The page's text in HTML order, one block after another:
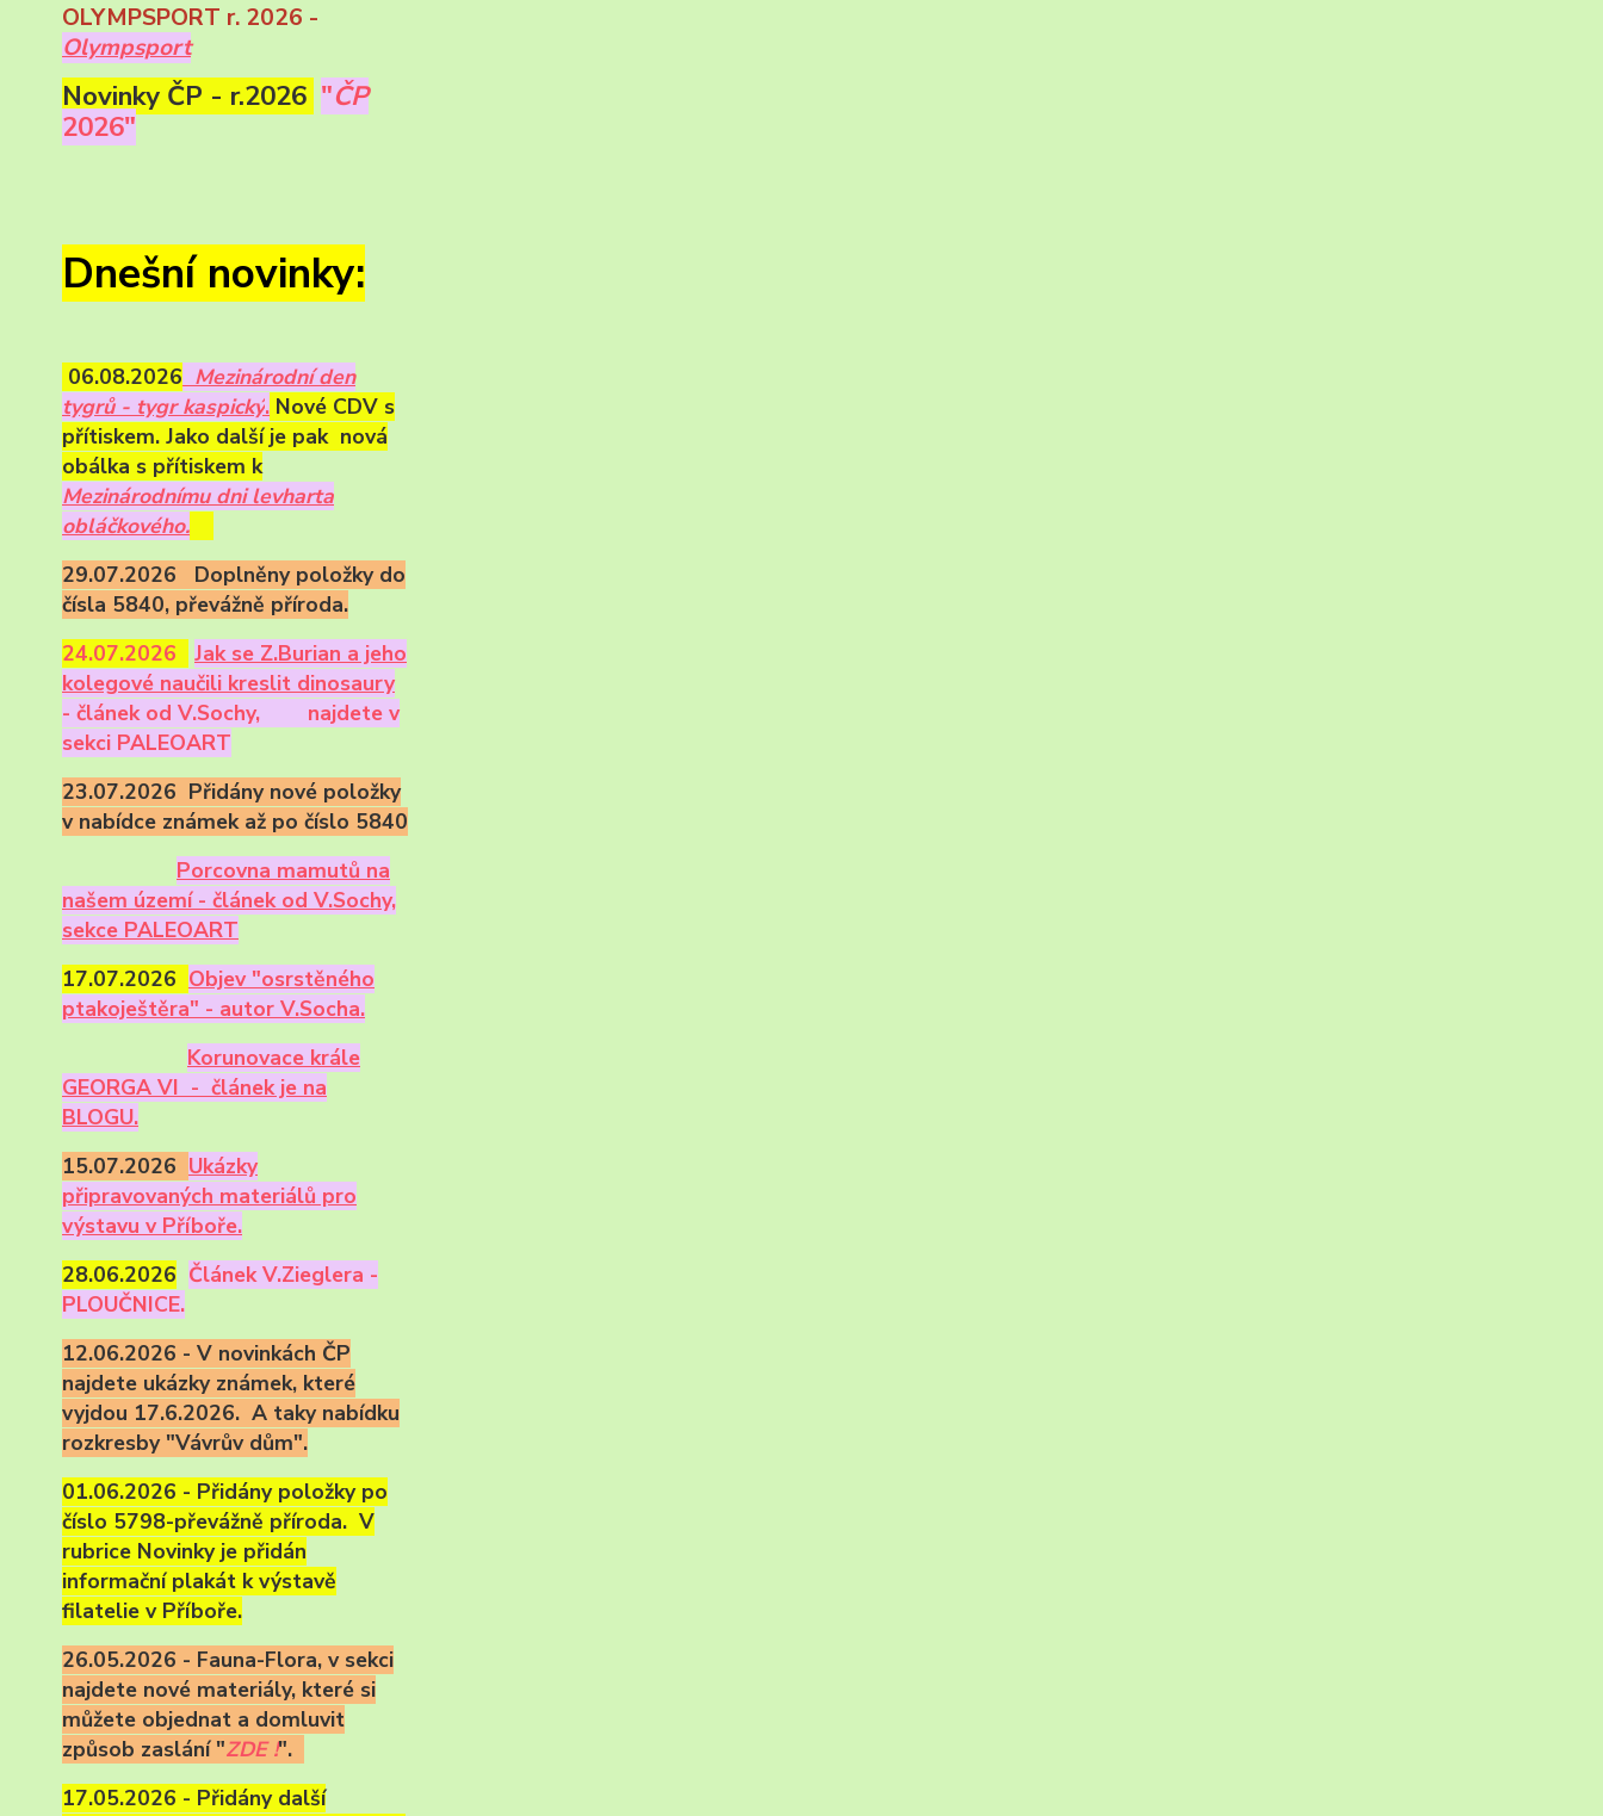
OLYMPSPORT r. 2026 -
Olympsport
Novinky ČP - r.2026 "ČP
2026"
Dnešní novinky:
06.08.2026 Mezinárodní den
tygrů - tygr kaspický. Nové CDV s
přítiskem. Jako další je pak nová
obálka s přítiskem k
Mezinárodnímu dni levharta
obláčkového.
29.07.2026 Doplněny položky do
čísla 5840, převážně příroda.
24.07.2026
Jak se Z.Burian a jeho
kolegové naučili kreslit dinosaury
- článek od V.Sochy,
najdete v
sekci PALEOART
23.07.2026 Přidány nové položky
v nabídce známek až po číslo 5840
Porcovna mamutů na
našem území - článek od V.Sochy,
sekce PALEOART
17.07.2026 Objev "osrstěného
ptakoještěra" - autor V.Socha.
Korunovace krále
GEORGA VI - článek je na
BLOGU.
15.07.2026 Ukázky
připravovaných materiálů pro
výstavu v Příboře.
28.06.2026 Článek V.Zieglera -
PLOUČNICE.
12.06.2026 - V novinkách ČP
najdete ukázky známek, které
vyjdou 17.6.2026. A taky nabídku
rozkresby "Vávrův dům".
01.06.2026 - Přidány položky po
číslo 5798-převážně příroda. V
rubrice Novinky je přidán
informační plakát k výstavě
filatelie v Příboře.
26.05.2026 - Fauna-Flora, v sekci
najdete nové materiály, které si
můžete objednat a domluvit
způsob zaslání "ZDE !".
17.05.2026 - Přidány další